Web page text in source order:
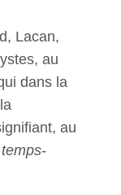
Lacan,
au
dans la
au
temps-